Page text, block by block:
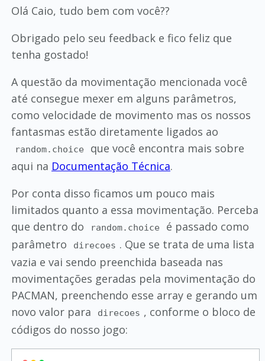
Olá Caio, tudo bem com você??
Obrigado pelo seu feedback e fico feliz que
tenha gostado!
A questão da movimentação mencionada você
até consegue mexer em alguns parâmetros,
como velocidade de movimento mas os nossos
fantasmas estão diretamente ligados ao
random.choice
que você encontra mais sobre
aqui na Documentação Técnica.
Por conta disso ficamos um pouco mais
limitados quanto a essa movimentação. Perceba
que dentro do
random.choice
é passado como
parâmetro
direcoes . Que se trata de uma lista
vazia e vai sendo preenchida baseada nas
movimentações geradas pela movimentação do
PACMAN, preenchendo esse array e gerando um
novo valor para
direcoes , conforme o bloco de
códigos do nosso jogo: